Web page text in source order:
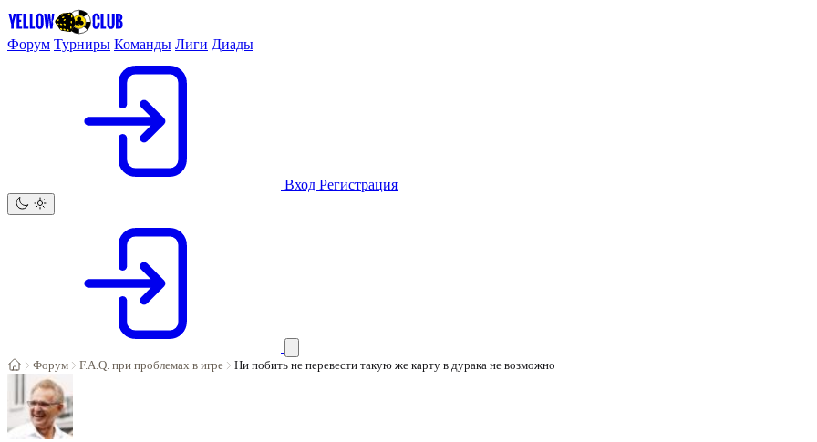
Форум Турниры Команды Лиги Диады
Вход Регистрация
Форум F.A.Q. при проблемах в игре Ни побить не перевести такую же карту в дурака не возможно